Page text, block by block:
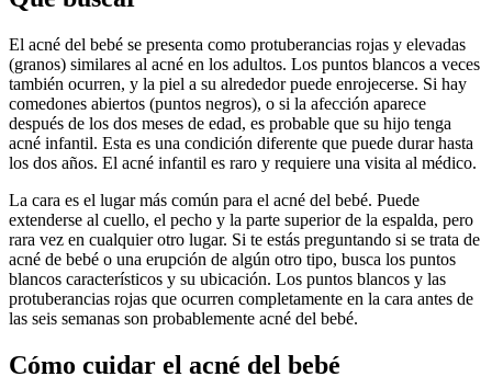
El acné del bebé se presenta como protuberancias rojas y elevadas
(granos) similares al acné en los adultos. Los puntos blancos a veces
también ocurren, y la piel a su alrededor puede enrojecerse. Si hay
comedones abiertos (puntos negros), o si la afección aparece
después de los dos meses de edad, es probable que su hijo tenga
acné infantil. Esta es una condición diferente que puede durar hasta
los dos años. El acné infantil es raro y requiere una visita al médico.
La cara es el lugar más común para el acné del bebé. Puede
extenderse al cuello, el pecho y la parte superior de la espalda, pero
rara vez en cualquier otro lugar. Si te estás preguntando si se trata de
acné de bebé o una erupción de algún otro tipo, busca los puntos
blancos característicos y su ubicación. Los puntos blancos y las
protuberancias rojas que ocurren completamente en la cara antes de
las seis semanas son probablemente acné del bebé.
Cómo cuidar el acné del bebé